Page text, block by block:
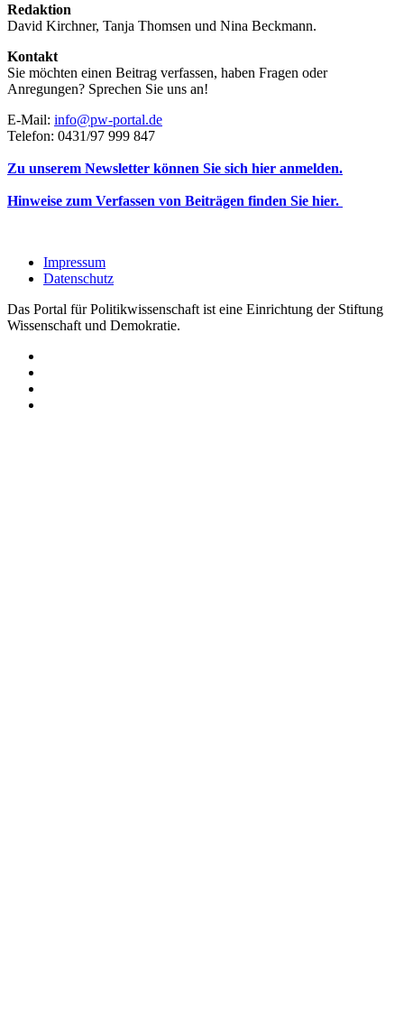
Redaktion
David Kirchner, Tanja Thomsen und Nina Beckmann.
Kontakt
Sie möchten einen Beitrag verfassen, haben Fragen oder
Anregungen? Sprechen Sie uns an!
E-Mail: info@pw-portal.de
Telefon: 0431/97 999 847
Zu unserem Newsletter können Sie sich hier anmelden.
Hinweise zum Verfassen von Beiträgen finden Sie hier.
Impressum
Datenschutz
Das Portal für Politikwissenschaft ist eine Einrichtung der Stiftung
Wissenschaft und Demokratie.